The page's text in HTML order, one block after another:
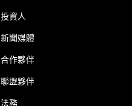
投資人
新聞媒體
合作夥伴
聯盟夥伴
法務